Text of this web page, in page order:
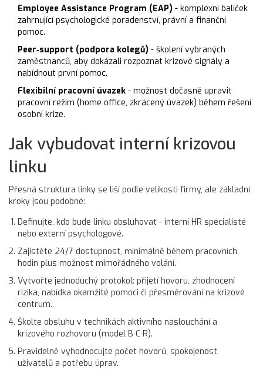
Employee Assistance Program (EAP) - komplexní balíček
zahrnující psychologické poradenství, právní a finanční
pomoc.
Peer‑support (podpora kolegů) - školení vybraných
zaměstnanců, aby dokázali rozpoznat krizové signály a
nabídnout první pomoc.
Flexibilní pracovní úvazek - možnost dočasně upravit
pracovní režim (home office, zkrácený úvazek) během řešení
osobní krize.
Jak vybudovat interní krizovou
linku
Přesná struktura linky se liší podle velikosti firmy, ale základní
kroky jsou podobné:
Definujte, kdo bude linku obsluhovat - interní HR specialisté
nebo externí psychologové.
Zajistěte 24/7 dostupnost, minimálně během pracovních
hodin plus možnost mimořádného volání.
Vytvořte jednoduchý protokol: přijetí hovoru, zhodnocení
rizika, nabídka okamžité pomoci či přesměrování na krizové
centrum.
Školte obsluhu v technikách aktivního naslouchání a
krizového rozhovoru (model B·C·R).
Pravidelně vyhodnocujte počet hovorů, spokojenost
uživatelů a potřebu úprav.